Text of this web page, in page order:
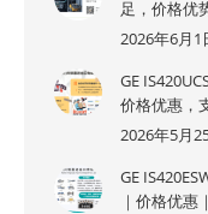
足，价格优
2026年6月1
GE
价格优惠，
2026年5月
GE
｜价格优惠